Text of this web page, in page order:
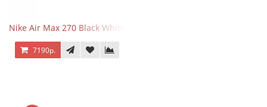
Nike Air Max 270 Black White
7190р.